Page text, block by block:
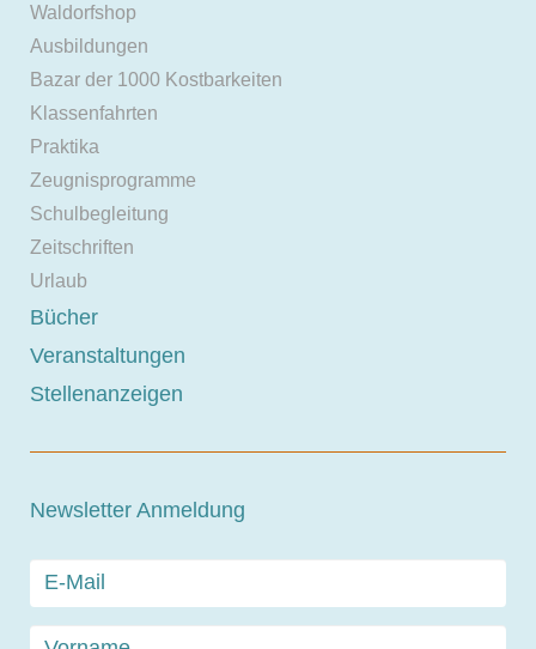
Waldorfshop
Ausbildungen
Bazar der 1000 Kostbarkeiten
Klassenfahrten
Praktika
Zeugnisprogramme
Schulbegleitung
Zeitschriften
Urlaub
Bücher
Veranstaltungen
Stellenanzeigen
Newsletter Anmeldung